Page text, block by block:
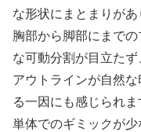
な形状にまとまりがあ
胸部から脚部にまで
な可動分割が目立たず
アウトラインが自然
る一因にも感じられま
単体でのギミックが